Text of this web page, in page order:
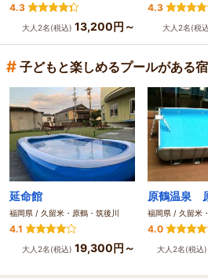
4.3
大人2名(税込) 13,200円～
4.3
大人2名(税
# 子どもと楽しめるプールがある宿
延命館
福岡県 / 久留米・原鶴・筑後川
4.1
大人2名(税込) 19,300円～
福岡県 / 久留米
4.0
大人2名(税込)